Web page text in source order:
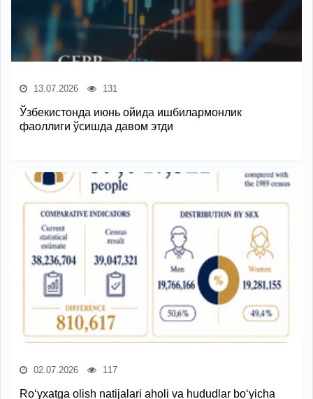
13.07.2026 131
Ўзбекистонда июнь ойида ишбилармонлик
фаоллиги ўсишда давом этди
02.07.2026 117
Ro‘yxatga olish natijalari aholi va hududlar bo‘yicha